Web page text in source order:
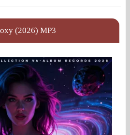
(2026) MP3